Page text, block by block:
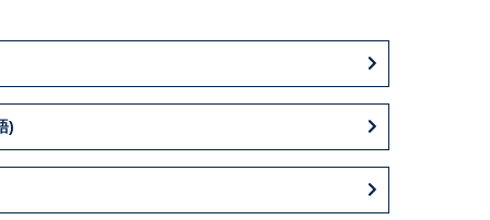
5.5 3 1 1 1
5.5
)